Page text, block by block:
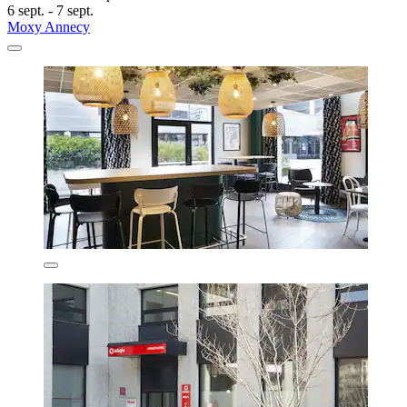
6 sept. - 7 sept.
Moxy Annecy